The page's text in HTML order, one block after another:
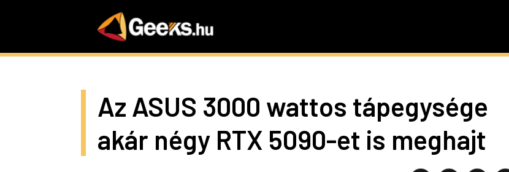
Az ASUS 3000 wattos tápegysége
akár négy RTX 5090-et is meghajt